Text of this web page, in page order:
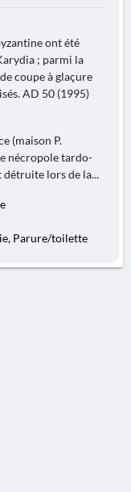
ont été
; parmi la
coupe à glaçure
AD 50 (1995)
(maison P.
nécropole tardo-
lors de la...
Parure/toilette